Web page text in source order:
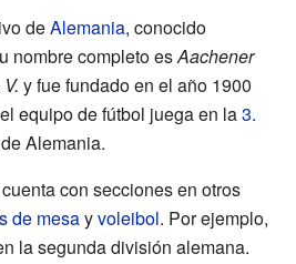
deAlemania, conocido
nombre completo esAachener
y fue fundado en el año 1900
equipo de fútbol juega en la3.
Alemania.
con secciones en otros
de mesayvoleibol. Por ejemplo,
la segunda división alemana.